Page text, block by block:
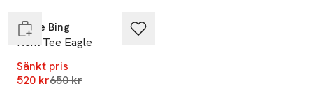
Anine Bing
Kent Tee Eagle
Sänkt pris
520 krLägsta pris 30 dagar
650 kr